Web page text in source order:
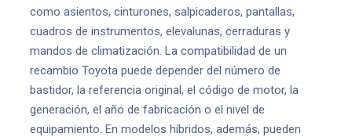
como asientos, cinturones, salpicaderos, pantallas,
cuadros de instrumentos, elevalunas, cerraduras y
mandos de climatización. La compatibilidad de un
recambio Toyota puede depender del número de
bastidor, la referencia original, el código de motor, la
generación, el año de fabricación o el nivel de
equipamiento. En modelos híbridos, además, pueden